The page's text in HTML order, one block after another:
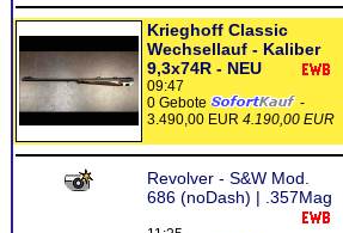
Krieghoff Classic
Wechsellauf - Kaliber
9,3x74R - NEU
09:47
0 Gebote
-
3.490,00 EUR 4.190,00 EUR
Revolver - S&W Mod.
686 (noDash) | .357Mag